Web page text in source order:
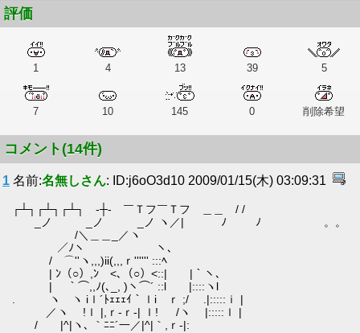
評価
1 4 13 39 5
7 10 145 0 削除希望
コメント(14件)
1 名前:名無しさん: ID:j6oO3d10 2009/01/15(木) 03:09:31
┌┴┐┌┴┐┌┴┐ -┼- ￣Ｔフ￣Ｔフ ＿＿ / /
_ノ _ノ _ノ ヽ／| ﾉ ﾉ 。。
/＼＿＿_／ヽ
／ﾉヽ ヽ、
/ ⌒''ヽ,,,)ii(,,,ｒ'''''' :::ﾍ
| ﾝ（○）,ﾝ <､（○）<::| |｀ヽ､
| ｀⌒,,ﾉ(､_, )ヽ⌒´ ::l |::::ヽl
. ヽ ヽ iｌ´ﾄｪｪｪｲ｀ｌi ｒ ;/ .|:::::ｉ |
／ヽ !ｌ |,ｒ-ｒ-| ｌ! /ヽ |:::::ｌ |
/ |^|ヽ､ ｀ﾆﾆ´一／|^|｀,ｒ-|: